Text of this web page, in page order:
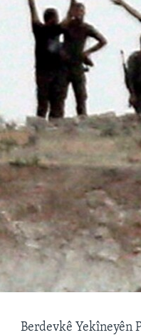
Berdevkê Yekîneyên